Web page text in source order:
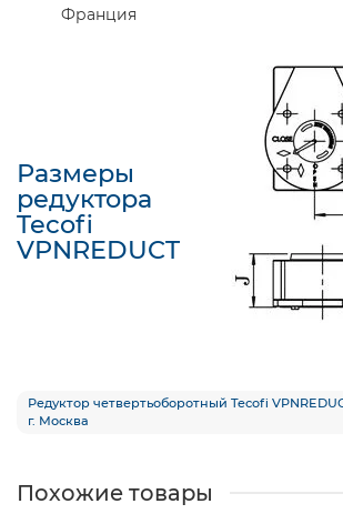
Франция
Размеры
редуктора
Tecofi
VPNREDUCT
Редуктор четвертьоборотный Tecofi
г. Москва
Похожие товары